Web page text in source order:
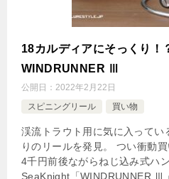
18カルディアにそっくり
WINDRUNNER Ⅲ
公開日： 2022年2月22日
スピニングリール
買い物
渓流トラウト用に気に入ってい
りのリールを発見。 つい衝動
4千円前後ながらねじ込み式ハ
SeaKnight「WINDRUNNER Ⅲ